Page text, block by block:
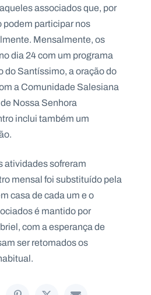
associados que, por
podem participar nos
Mensalmente, os
dia 24 com um programa
do Santíssimo, a oração do
a Comunidade Salesiana
Nossa Senhora
inclui também um
atividades sofreram
mensal foi substituído pela
casa de cada um e o
é mantido por
com a esperança de
ser retomados os